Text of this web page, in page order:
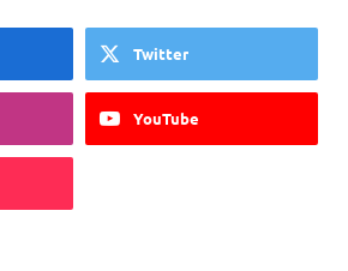
Twitter
YouTube